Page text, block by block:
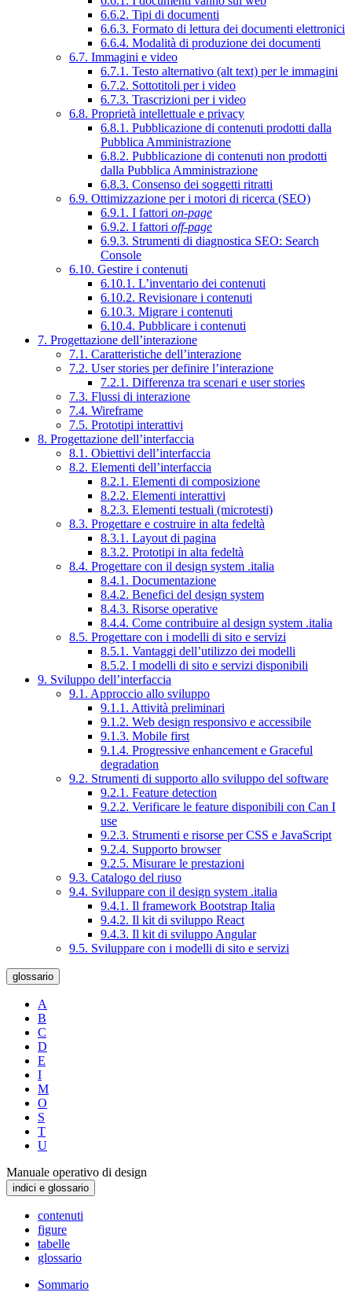
6.6.2. Tipi di documenti
6.6.3. Formato di lettura dei documenti elettronici
6.6.4. Modalità di produzione dei documenti
6.7. Immagini e video
6.7.1. Testo alternativo (alt text) per le immagini
6.7.2. Sottotitoli per i video
6.7.3. Trascrizioni per i video
6.8. Proprietà intellettuale e privacy
6.8.1. Pubblicazione di contenuti prodotti dalla
Pubblica Amministrazione
6.8.2. Pubblicazione di contenuti non prodotti
dalla Pubblica Amministrazione
6.8.3. Consenso dei soggetti ritratti
6.9. Ottimizzazione per i motori di ricerca (SEO)
6.9.1. I fattori on-page
6.9.2. I fattori off-page
6.9.3. Strumenti di diagnostica SEO: Search
Console
6.10. Gestire i contenuti
6.10.1. L’inventario dei contenuti
6.10.2. Revisionare i contenuti
6.10.3. Migrare i contenuti
6.10.4. Pubblicare i contenuti
7. Progettazione dell’interazione
7.1. Caratteristiche dell’interazione
7.2. User stories per definire l’interazione
7.2.1. Differenza tra scenari e user stories
7.3. Flussi di interazione
7.4. Wireframe
7.5. Prototipi interattivi
8. Progettazione dell’interfaccia
8.1. Obiettivi dell’interfaccia
8.2. Elementi dell’interfaccia
8.2.1. Elementi di composizione
8.2.2. Elementi interattivi
8.2.3. Elementi testuali (microtesti)
8.3. Progettare e costruire in alta fedeltà
8.3.1. Layout di pagina
8.3.2. Prototipi in alta fedeltà
8.4. Progettare con il design system .italia
8.4.1. Documentazione
8.4.2. Benefici del design system
8.4.3. Risorse operative
8.4.4. Come contribuire al design system .italia
8.5. Progettare con i modelli di sito e servizi
8.5.1. Vantaggi dell’utilizzo dei modelli
8.5.2. I modelli di sito e servizi disponibili
9. Sviluppo dell’interfaccia
9.1. Approccio allo sviluppo
9.1.1. Attività preliminari
9.1.2. Web design responsivo e accessibile
9.1.3. Mobile first
9.1.4. Progressive enhancement e Graceful
degradation
9.2. Strumenti di supporto allo sviluppo del software
9.2.1. Feature detection
9.2.2. Verificare le feature disponibili con Can I
use
9.2.3. Strumenti e risorse per CSS e JavaScript
9.2.4. Supporto browser
9.2.5. Misurare le prestazioni
9.3. Catalogo del riuso
9.4. Sviluppare con il design system .italia
9.4.1. Il framework Bootstrap Italia
9.4.2. Il kit di sviluppo React
9.4.3. Il kit di sviluppo Angular
9.5. Sviluppare con i modelli di sito e servizi
glossario
A
B
C
D
E
I
M
O
S
T
U
Manuale operativo di design
indici e glossario
contenuti
figure
tabelle
glossario
Sommario